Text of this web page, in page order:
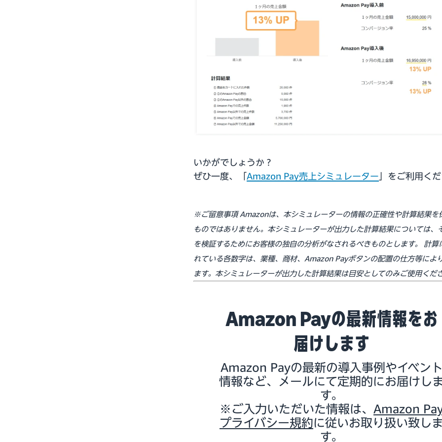
いかがでしょうか？
ぜひ一度、「 Amazon Pay売上シミュレーター 」をご利用くだ
※ご留意事項 Amazonは、本シミュレーターの情報の正確性や計算結果を
ものではありません。本シミュレーターが出力した計算結果については、
を検証するためにお客様の独自の分析がなされるべきものとします。 計算
れている各数字は、業種、商材、Amazon Payボタンの配置の仕方等によ
ます。本シミュレーターが出力した計算結果は目安としてのみご使用くださ
Amazon Payの最新情報をお
届けします
Amazon Payの最新の導入事例やイベント
情報など、メールにて定期的にお届けし
す。
※ご入力いただいた情報は、 Amazon
プライバシー規約に従いお取り扱い致しま
す。